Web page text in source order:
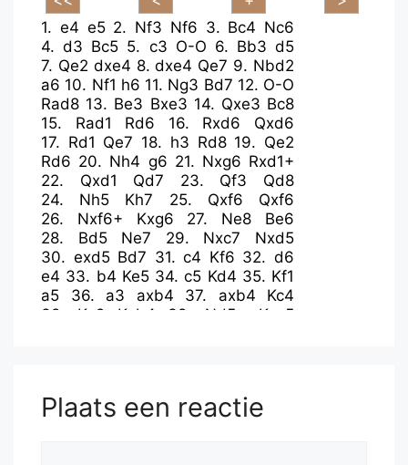
1. e4 e5 2. Nf3 Nf6 3. Bc4 Nc6
4.d3 Bc5 5. c3 O-O 6. Bb3 d5
7. Qe2 dxe4 8.dxe4 Qe7 9. Nbd2
a6 10. Nf1 h6 11. Ng3 Bd7 12. O-O
Rad8 13. Be3 Bxe3 14. Qxe3 Bc8
15. Rad1 Rd6 16. Rxd6
Qxd6
17. Rd1 Qe7 18. h3 Rd8 19. Qe2
Rd6 20. Nh4 g6 21. Nxg6 Rxd1+
22. Qxd1 Qd7 23. Qf3
Qd8
24. Nh5 Kh7 25. Qxf6
Qxf6
26. Nxf6+ Kxg6 27. Ne8
Be6
28. Bd5 Ne7 29. Nxc7
Nxd5
30. exd5 Bd7 31.c4 Kf6 32.d6
e4 33. b4 Ke5 34.c5 Kd4 35. Kf1
a5
36. a3 axb4 37. axb4
Kc4
38. Ke2 Kxb4 39. Nd5+
Kxc5
Plaats een reactie